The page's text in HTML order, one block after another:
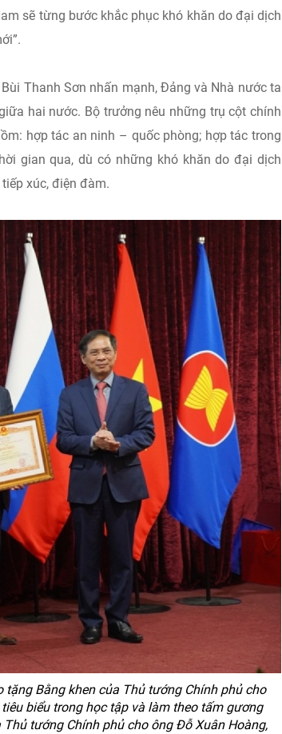
sẽ từng bước khắc phục khó khăn do đại dịch
Thanh Sơn nhấn mạnh, Đảng và Nhà nước ta
hai nước. Bộ trưởng nêu những trụ cột chính
hợp tác an ninh – quốc phòng; hợp tác trong
gian qua, dù có những khó khăn do đại dịch
xúc, điện đàm.
Bằng khen của Thủ tướng Chính phủ cho
biểu trong học tập và làm theo tấm gương
tướng Chính phủ cho ông Đỗ Xuân Hoàng,